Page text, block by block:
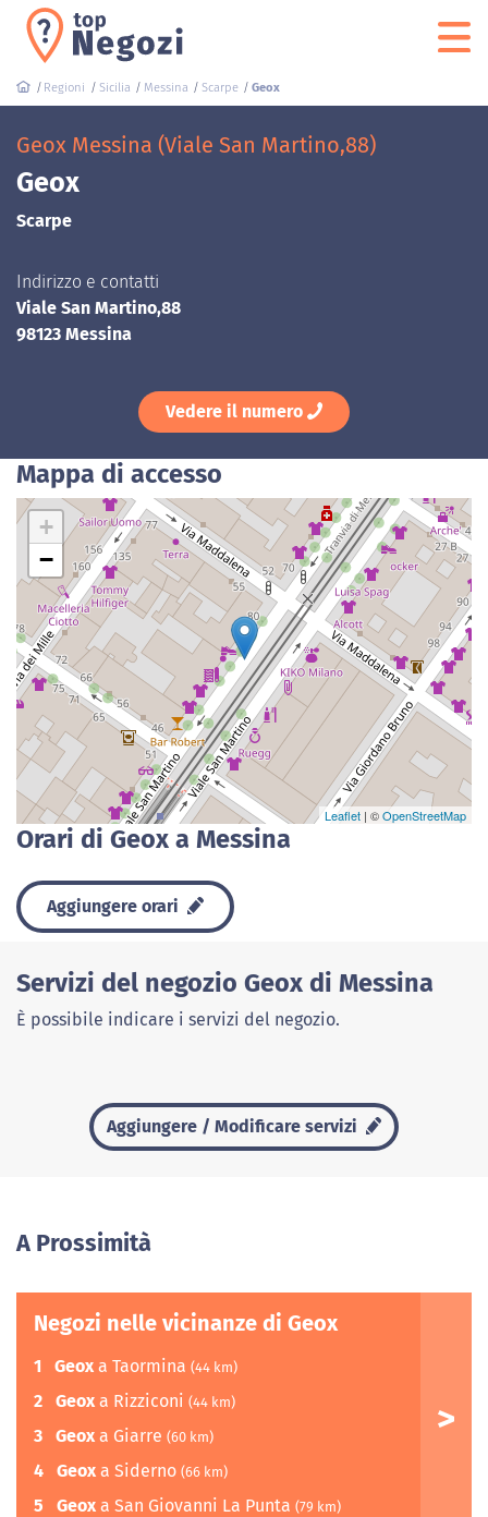
Regioni Sicilia Messina Scarpe Geox
Geox Messina (Viale San Martino,88)
Geox
Scarpe
Indirizzo e contatti
Viale San Martino,88
98123 Messina
Vedere il numero
Mappa di accesso
+
−
Leaflet | ©OpenStreetMap
Orari di Geox a Messina
Aggiungere orari
Servizi del negozio Geox di Messina
È possibile indicare i servizi del negozio.
Aggiungere / Modificare servizi
A Prossimità
Negozi nelle vicinanze di Geox
1 Geox a Taormina (44 km)
2 Geox a Rizziconi (44 km)
3 Geox a Giarre (60 km)
4 Geox a Siderno (66 km)
5 Geox a San Giovanni La Punta (79 km)